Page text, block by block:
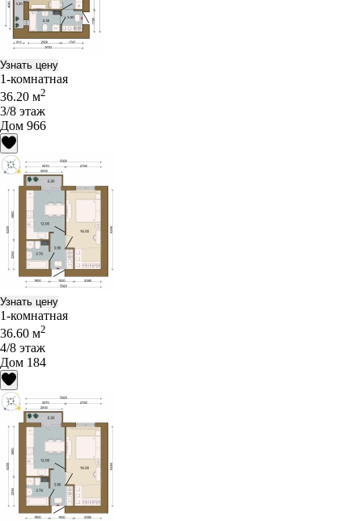
Узнать цену
1-комнатная
36.20 м2
3/8 этаж
Дом 966
Узнать цену
1-комнатная
36.60 м2
4/8 этаж
Дом 184